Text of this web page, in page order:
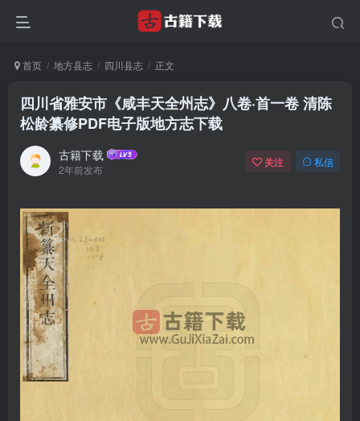
首页 地方县志 四川县志 正文
四川省雅安市《咸丰天全州志》八卷·首一卷 清陈
松龄纂修PDF电子版地方志下载
古籍下载
2年前发布
关注 私信